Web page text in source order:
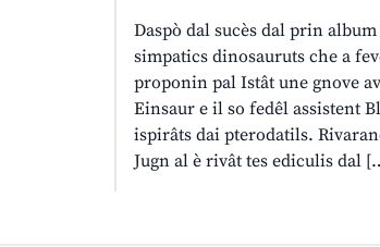
Daspò dal sucès dal prin
simpatics dinosauruts che a
proponin pal Istât une gnove
Einsaur e il so fedêl assistent
ispirâts dai pterodatils.
Jugn al è rivât tes ediculis dal